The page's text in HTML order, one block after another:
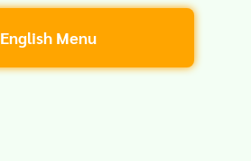
English Menu